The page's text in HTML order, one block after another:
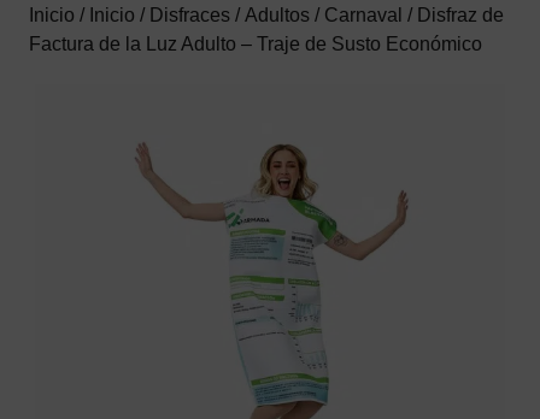
Inicio / Inicio / Disfraces / Adultos / Carnaval / Disfraz de
Factura de la Luz Adulto – Traje de Susto Económico